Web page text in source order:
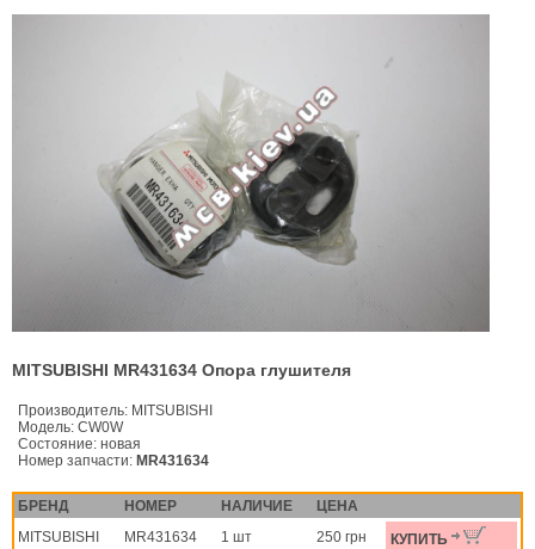
MITSUBISHI MR431634 Опора глушителя
Производитель: MITSUBISHI
Модель: CW0W
Состояние: новая
Номер запчасти: MR431634
БРЕНД НОМЕР НАЛИЧИЕ
ЦЕНА
MITSUBISHI
MR431634 1 шт 250 грн КУПИТЬ